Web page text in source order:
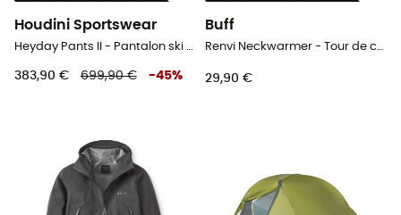
Houdini Sportswear
Heyday Pants II - Pantalon ski de randonnée femme
383,90 € 699,90 € -45%
Buff
Renvi Neckwarmer - Tour de cou
29,90 €